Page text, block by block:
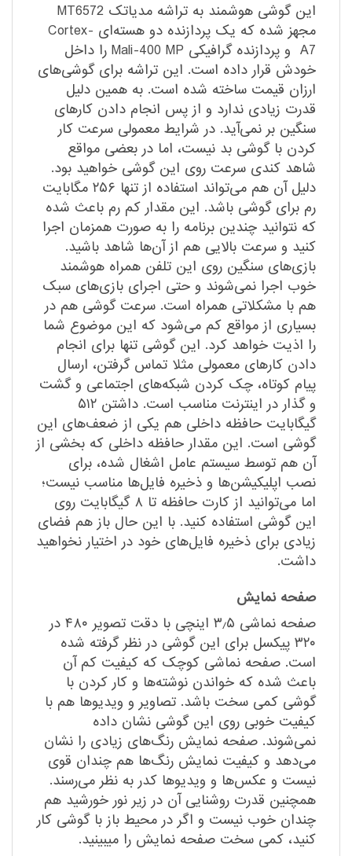
این گوشی هوشمند به تراشه مدیاتک MT6572
مجهز شده که یک پردازنده دو هسته‌ای Cortex-
A7 و پردازنده گرافیکی Mali-400 MP را داخل
خودش قرار داده است. این تراشه برای گوشی‌های
ارزان قیمت ساخته شده است. به همین دلیل
قدرت زیادی ندارد و از پس انجام دادن کارهای
سنگین بر نمی‌آید. در شرایط معمولی سرعت کار
کردن با گوشی بد نیست، اما در بعضی مواقع
شاهد کندی سرعت روی این گوشی خواهید بود.
دلیل آن هم می‌تواند استفاده از تنها ۲۵۶ مگابایت
رم برای گوشی باشد. این مقدار کم رم باعث شده
که نتوانید چندین برنامه را به صورت همزمان اجرا
کنید و سرعت بالایی هم از آن‌ها شاهد باشید.
بازی‌های سنگین روی این تلفن همراه هوشمند
خوب اجرا نمی‌شوند و حتی اجرای بازی‌‌‌های سبک
هم با مشکلاتی همراه است. سرعت گوشی هم در
بسیاری از مواقع کم می‌شود که این موضوع شما
را اذیت خواهد کرد. این گوشی تنها برای انجام‌
دادن کارهای معمولی مثلا تماس گرفتن، ارسال
پیام کوتاه، چک کردن شبکه‌های اجتماعی و گشت
و گذار در اینترنت مناسب است. داشتن ۵۱۲
گیگابایت حافظه داخلی هم یکی از ضعف‌های این
گوشی است. این مقدار حافظه داخلی که بخشی از
آن هم توسط سیستم عامل اشغال شده، برای
نصب اپلیکیشن‌ها و ذخیره فایل‌ها مناسب نیست؛
اما می‌توانید از کارت حافظه تا ۸ گیگابایت روی
این گوشی استفاده کنید. با این حال باز هم فضای
زیادی برای ذخیره فایل‌های خود در اختیار نخواهید
داشت.
صفحه نمایش
صفحه نماشی ۳٫۵ اینچی با دقت تصویر ۴۸۰ در
۳۲۰ پیکسل برای این گوشی در نظر گرفته شده
است. صفحه نماشی کوچک که کیفیت کم آن
باعث شده که خواندن نوشته‌ها و کار کردن با
گوشی کمی سخت باشد. تصاویر و ویدیوها هم با
کیفیت خوبی روی این گوشی نشان داده
نمی‌شوند. صفحه نمایش رنگ‌های زیادی را نشان
می‌دهد و کیفیت نمایش رنگ‌ها هم چندان قوی
نیست و عکس‌ها و ویدیوها کدر به نظر می‌رسند.
همچنین قدرت روشنایی آن در زیر نور خورشید هم
چندان خوب نیست و اگر در محیط باز با گوشی کار
کنید، کمی سخت صفحه نمایش را میبینید.